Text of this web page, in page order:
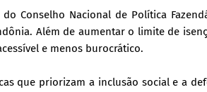
Conselho Nacional de Política
Além de aumentar o limite de
e menos burocrático.
que priorizam a inclusão social e a